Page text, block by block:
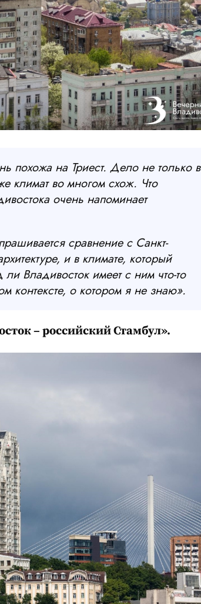
похожа на Триест. Дело не только в
климат во многом схож. Что
очень напоминает
сравнение с Санкт-
и в климате, который
Владивосток имеет с ним что-то
контексте, о котором я не знаю».
– российский Стамбул».